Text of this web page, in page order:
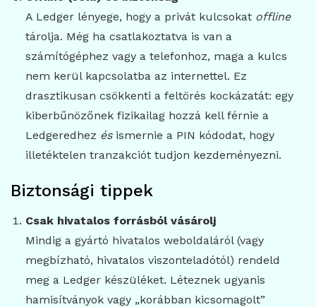
A Ledger lényege, hogy a privát kulcsokat offline
tárolja. Még ha csatlakoztatva is van a
számítógéphez vagy a telefonhoz, maga a kulcs
nem kerül kapcsolatba az internettel. Ez
drasztikusan csökkenti a feltörés kockázatát: egy
kiberbűnözőnek fizikailag hozzá kell férnie a
Ledgeredhez ésismernie a PIN kódodat, hogy
illetéktelen tranzakciót tudjon kezdeményezni.
Biztonsági tippek
Csak hivatalos forrásból vásárolj
Mindig a gyártó hivatalos weboldaláról (vagy
megbízható, hivatalos viszonteladótól) rendeld
meg a Ledger készüléket. Léteznek ugyanis
hamisítványok vagy „korábban kicsomagolt”